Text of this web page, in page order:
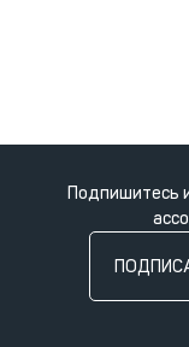
Подпишитесь